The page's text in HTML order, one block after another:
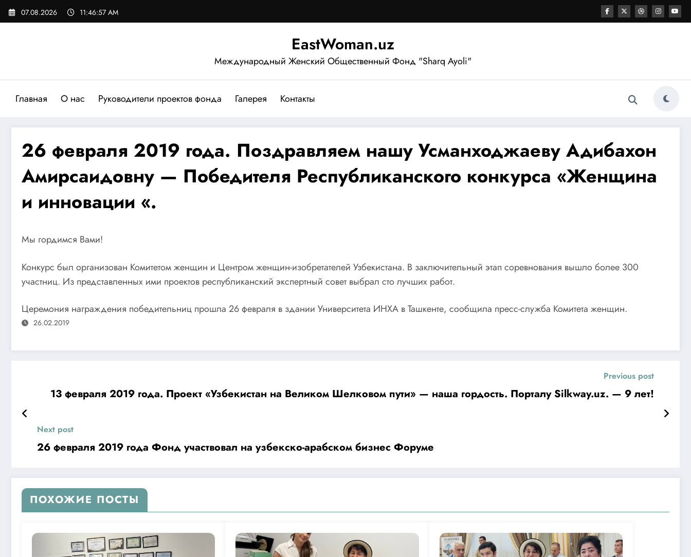
Перейти
07.08.2026 11:46:58 AM
EastWoman.uz
Международный Женский Общественный Фонд "Sharq Ayoli"
Главная О нас Руководители проектов фонда Галерея Контакты
26 февраля 2019 года. Поздравляем нашу Усманходжаеву Адибахон
Амирсаидовну — Победителя Республиканского конкурса «Женщина
и инновации «.
Мы гордимся Вами!
Конкурс был организован Комитетом женщин и Центром женщин-изобретателей Узбекистана. В заключительный этап соревнования вышло более 300
участниц. Из представленных ими проектов республиканский экспертный совет выбрал сто лучших работ.
Церемония награждения победительниц прошла 26 февраля в здании Университета ИНХА в Ташкенте, сообщила пресс-служба Комитета женщин.
26.02.2019
Previous post
13 февраля 2019 года. Проект «Узбекистан на Великом Шелковом пути» — наша гордость. Порталу Silkway.uz. — 9 лет!
Next post
26 февраля 2019 года Фонд участвовал на узбекско-арабском бизнес Форуме
ПОХОЖИЕ ПОСТЫ